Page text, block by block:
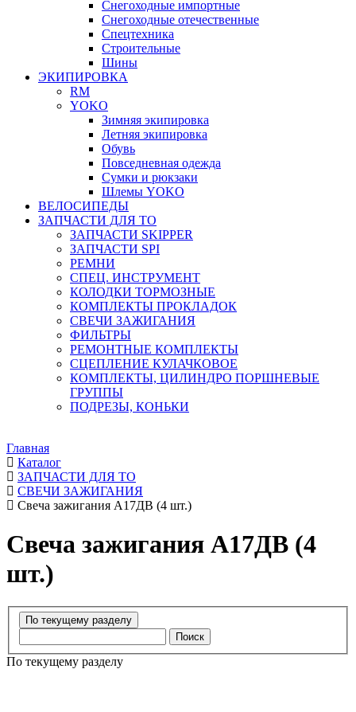
Снегоходные импортные
Снегоходные отечественные
Спецтехника
Строительные
Шины
ЭКИПИРОВКА
RM
YOKO
Зимняя экипировка
Летняя экипировка
Обувь
Повседневная одежда
Сумки и рюкзаки
Шлемы YOKO
ВЕЛОСИПЕДЫ
ЗАПЧАСТИ ДЛЯ ТО
ЗАПЧАСТИ SKIPPER
ЗАПЧАСТИ SPI
РЕМНИ
СПЕЦ. ИНСТРУМЕНТ
КОЛОДКИ ТОРМОЗНЫЕ
КОМПЛЕКТЫ ПРОКЛАДОК
СВЕЧИ ЗАЖИГАНИЯ
ФИЛЬТРЫ
РЕМОНТНЫЕ КОМПЛЕКТЫ
СЦЕПЛЕНИЕ КУЛАЧКОВОЕ
КОМПЛЕКТЫ, ЦИЛИНДРО ПОРШНЕВЫЕ
ГРУППЫ
ПОДРЕЗЫ, КОНЬКИ
Главная
Каталог
ЗАПЧАСТИ ДЛЯ ТО
СВЕЧИ ЗАЖИГАНИЯ
Свеча зажигания А17ДВ (4 шт.)
Свеча зажигания А17ДВ (4
шт.)
Поиск
По текущему разделу